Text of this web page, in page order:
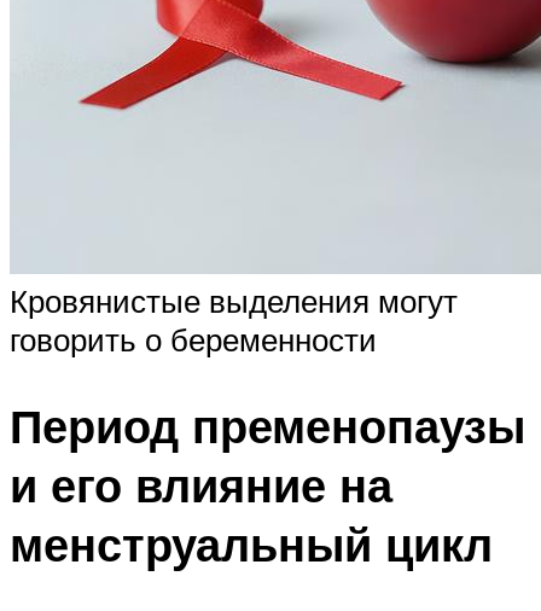
Кровянистые выделения могут
говорить о беременности
Период пременопаузы
и его влияние на
менструальный цикл